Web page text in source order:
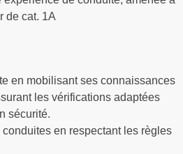
de cat. 1A
en mobilisant ses connaissances
les vérifications adaptées
sécurité.
en respectant les règles